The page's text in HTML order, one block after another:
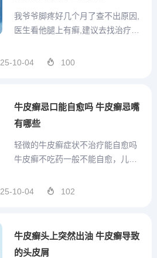
我爷爷脚疼好几个月了查不出原因,
医生看他腿上有癣,建议去找治疗
的医疗机构，尤其在牛皮癣治疗方
愈的希望。尽管牛皮癣曾被认为难
25-10-04 100
牛皮癣忌口能自愈吗 牛皮癣忌嘴
有哪些
轻微的牛皮癣症状不治疗能自愈吗
牛皮癣不吃药一般不能自愈，儿童
疗。牛皮癣的自愈情况 牛皮癣（银
前尚未完全明确。由于牛皮癣的病
25-10-04 102
牛皮癣头上突然出油 牛皮癣导致
的头皮屑